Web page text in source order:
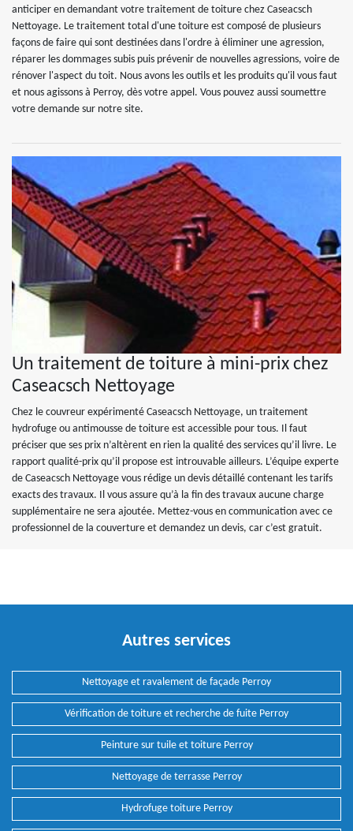
anticiper en demandant votre traitement de toiture chez Caseacsch
Nettoyage. Le traitement total d'une toiture est composé de plusieurs
façons de faire qui sont destinées dans l'ordre à éliminer une agression,
réparer les dommages subis puis prévenir de nouvelles agressions, voire de
rénover l'aspect du toit. Nous avons les outils et les produits qu'il vous faut
et nous agissons à Perroy, dès votre appel. Vous pouvez aussi soumettre
votre demande sur notre site.
Un traitement de toiture à mini-prix chez
Caseacsch Nettoyage
Chez le couvreur expérimenté Caseacsch Nettoyage, un traitement
hydrofuge ou antimousse de toiture est accessible pour tous. Il faut
préciser que ses prix n’altèrent en rien la qualité des services qu’il livre. Le
rapport qualité-prix qu’il propose est introuvable ailleurs. L’équipe experte
de Caseacsch Nettoyage vous rédige un devis détaillé contenant les tarifs
exacts des travaux. Il vous assure qu’à la fin des travaux aucune charge
supplémentaire ne sera ajoutée. Mettez-vous en communication avec ce
professionnel de la couverture et demandez un devis, car c’est gratuit.
Autres services
Nettoyage et ravalement de façade Perroy
Vérification de toiture et recherche de fuite Perroy
Peinture sur tuile et toiture Perroy
Nettoyage de terrasse Perroy
Hydrofuge toiture Perroy